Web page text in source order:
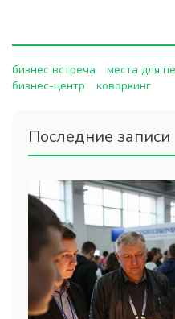
бизнес встреча места для
бизнес-центр
коворкинг
Последние записи